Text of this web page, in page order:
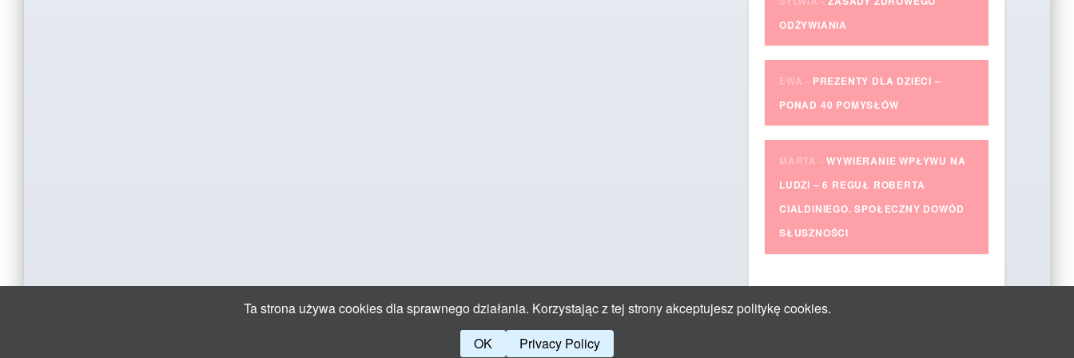
ODŻYWIANIA
EWA - PREZENTY DLA DZIECI –
PONAD 40 POMYSŁÓW
MARTA -WYWIERANIE WPŁYWU NA
LUDZI – 6 REGUŁ ROBERTA
CIALDINIEGO. SPOŁECZNY DOWÓD
SŁUSZNOŚCI
Ta strona używa cookies dla sprawnego działania. Korzystając z tej strony akceptujesz politykę cookies.
OK
Privacy Policy